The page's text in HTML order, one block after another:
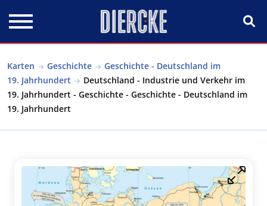
Karten Geschichte
Geschichte - Deutschland im
19. Jahrhundert
Deutschland - Industrie und Verkehr im
19. Jahrhundert - Geschichte - Geschichte - Deutschland im
19. Jahrhundert